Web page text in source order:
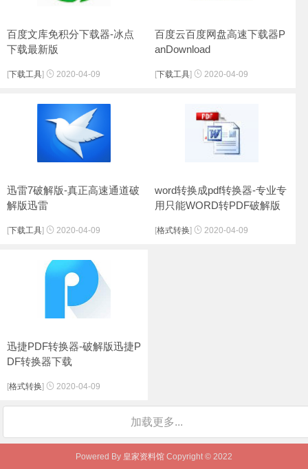
百度文库免积分下载器-冰点
下载最新版
[下载工具] 2020-04-09
百度云百度网盘高速下载器P
anDownload
[下载工具] 2020-04-09
迅雷7破解版-真正高速通道破
解版迅雷
[下载工具] 2020-04-09
word转换成pdf转换器-专业专
用只能WORD转PDF破解版
[格式转换] 2020-04-09
迅捷PDF转换器-破解版迅捷P
DF转换器下载
[格式转换] 2020-04-09
加载更多...
Powered By 皇家资料馆 Copyright © 2022